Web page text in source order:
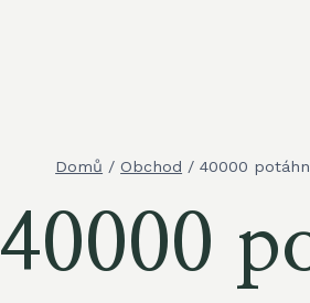
Domů / Obchod / 40000
40000